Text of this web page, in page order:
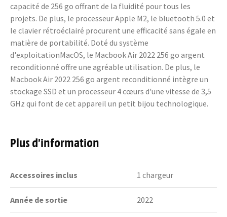
capacité de 256 go offrant de la fluidité pour tous les
projets. De plus, le processeur Apple M2, le bluetooth 5.0 et
le clavier rétroéclairé procurent une efficacité sans égale en
matière de portabilité. Doté du système
d'exploitationMacOS, le Macbook Air 2022 256 go argent
reconditionné offre une agréable utilisation. De plus, le
Macbook Air 2022 256 go argent reconditionné intègre un
stockage SSD et un processeur 4 cœurs d'une vitesse de 3,5
GHz qui font de cet appareil un petit bijou technologique.
Plus d’information
Accessoires inclus 1 chargeur
Année de sortie 2022